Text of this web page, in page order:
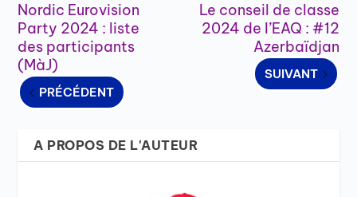
Nordic Eurovision
Party 2024 : liste
des participants
(MàJ)
PRÉCÉDENT
Le conseil de classe
2024 de l’EAQ : #12
Azerbaïdjan
SUIVANT
A PROPOS DE L'AUTEUR